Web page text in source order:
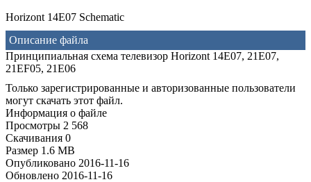
Horizont 14E07 Schematic
Описание файла
Принципиальная схема телевизор Horizont 14E07, 21E07,
21EF05, 21E06
Только зарегистрированные и авторизованные пользователи
могут скачать этот файл.
Информация о файле
Просмотры 2 568
Скачивания 0
Размер 1.6 MB
Опубликовано 2016-11-16
Обновлено 2016-11-16